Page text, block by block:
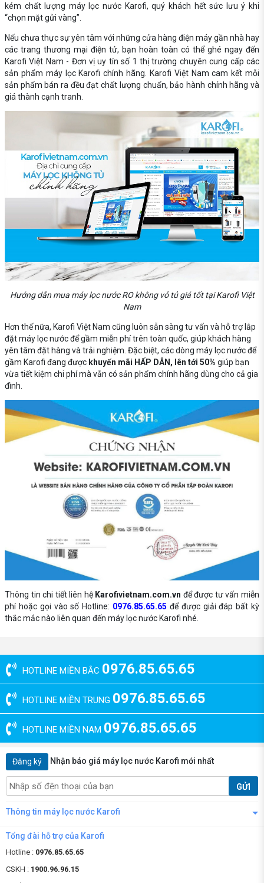
kém chất lượng máy lọc nước Karofi, quý khách hết sức lưu ý khi
“chọn mặt gửi vàng”.
Nếu chưa thực sự yên tâm với những cửa hàng điện máy gần nhà hay
các trang thương mại điện tử, bạn hoàn toàn có thể ghé ngay đến
Karofi Việt Nam - Đơn vị uy tín số 1 thị trường chuyên cung cấp các
sản phẩm máy lọc Karofi chính hãng. Karofi Việt Nam cam kết mỗi
sản phẩm bán ra đều đạt chất lượng chuẩn, bảo hành chính hãng và
giá thành cạnh tranh.
Hướng dẫn mua máy lọc nước RO không vỏ tủ giá tốt tại Karofi Việt
Nam
Hơn thế nữa, Karofi Việt Nam cũng luôn sẵn sàng tư vấn và hỗ trợ lắp
đặt máy lọc nước để gầm miễn phí trên toàn quốc, giúp khách hàng
yên tâm đặt hàng và trải nghiệm. Đặc biệt, các dòng máy lọc nước để
gầm Karofi đang được khuyến mãi HẤP DẪN, lên tới 50% giúp bạn
vừa tiết kiệm chi phí mà vẫn có sản phẩm chính hãng dùng cho cả gia
đình.
Thông tin chi tiết liên hệ Karofivietnam.com.vn để được tư vấn miễn
phí hoặc gọi vào số Hotline: 0976.85.65.65 để được giải đáp bất kỳ
thắc mắc nào liên quan đến máy lọc nước Karofi nhé.
HOTLINE MIỀN BẮC 0976.85.65.65
HOTLINE MIỀN TRUNG 0976.85.65.65
HOTLINE MIỀN NAM 0976.85.65.65
Đăng ký Nhận báo giá máy lọc nước Karofi mới nhất
GỬI
Thông tin máy lọc nước Karofi
Tổng đài hỗ trợ của Karofi
Hotline : 0976.85.65.65
CSKH : 1900.96.96.15